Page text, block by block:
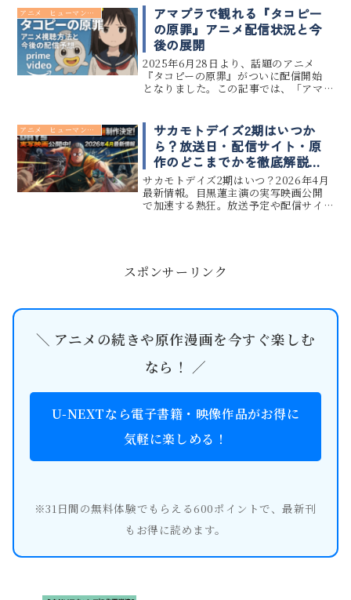
のかは気になるポイントですよね。 こ
の記事では、...
アニメ ヒューマンドラマ
アマプラで観れる『タコピー
の原罪』アニメ配信状況と今
後の展開
2025年6月28日より、話題のアニメ
『タコピーの原罪』がついに配信開始
となりました。この記事では、「アマ
信状況をはじめ、他の配信サービスでの
展開、そして今後の地上波や続...
アニメ ヒューマンドラマ
サカモトデイズ2期はいつか
ら？放送日・配信サイト・原
作のどこまでかを徹底解説
【2026年4月最新】
サカモトデイズ2期はいつ？2026年4月
最新情報。目黒蓮主演の実写映画公開
で加速する熱狂。放送予定や配信サイ
スポンサーリンク
＼ アニメの続きや原作漫画を今すぐ楽しむ
なら！ ／
U-NEXTなら電子書籍・映像作品がお得に
気軽に楽しめる！
※31日間の無料体験でもらえる600ポイントで、最新刊
もお得に読めます。